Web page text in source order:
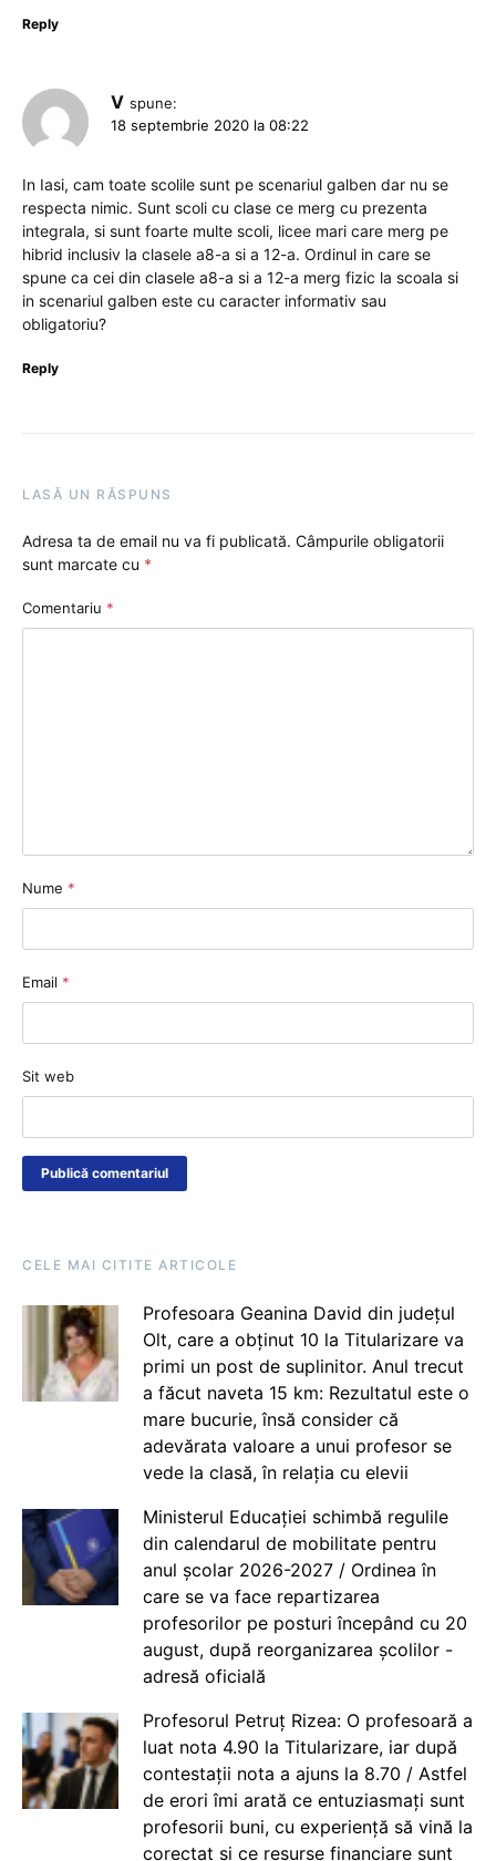
Reply
V spune:
18 septembrie 2020 la 08:22
In Iasi, cam toate scolile sunt pe scenariul galben dar nu se
respecta nimic. Sunt scoli cu clase ce merg cu prezenta
integrala, si sunt foarte multe scoli, licee mari care merg pe
hibrid inclusiv la clasele a8-a si a 12-a. Ordinul in care se
spune ca cei din clasele a8-a si a 12-a merg fizic la scoala si
in scenariul galben este cu caracter informativ sau
obligatoriu?
Reply
LASĂ UN RĂSPUNS
Adresa ta de email nu va fi publicată. Câmpurile obligatorii
sunt marcate cu *
Comentariu *
Nume *
Email *
Sit web
CELE MAI CITITE ARTICOLE
Profesoara Geanina David din județul
Olt, care a obținut 10 la Titularizare va
primi un post de suplinitor. Anul trecut
a făcut naveta 15 km: Rezultatul este o
mare bucurie, însă consider că
adevărata valoare a unui profesor se
vede la clasă, în relația cu elevii
Ministerul Educației schimbă regulile
din calendarul de mobilitate pentru
anul școlar 2026-2027 / Ordinea în
care se va face repartizarea
profesorilor pe posturi începând cu 20
august, după reorganizarea școlilor -
adresă oficială
Profesorul Petruț Rizea: O profesoară a
luat nota 4.90 la Titularizare, iar după
contestații nota a ajuns la 8.70 / Astfel
de erori îmi arată ce entuziasmați sunt
profesorii buni, cu experiență să vină la
corectat și ce resurse financiare sunt